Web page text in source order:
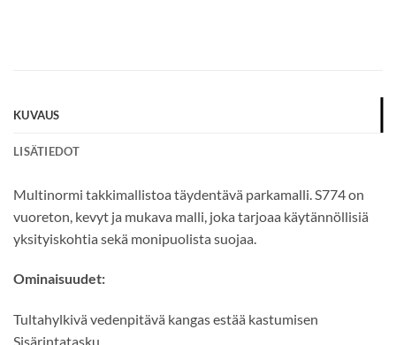
KUVAUS
LISÄTIEDOT
Multinormi takkimallistoa täydentävä parkamalli. S774 on
vuoreton, kevyt ja mukava malli, joka tarjoaa käytännöllisiä
yksityiskohtia sekä monipuolista suojaa.
Ominaisuudet:
Tultahylkivä vedenpitävä kangas estää kastumisen
Sisärintatasku